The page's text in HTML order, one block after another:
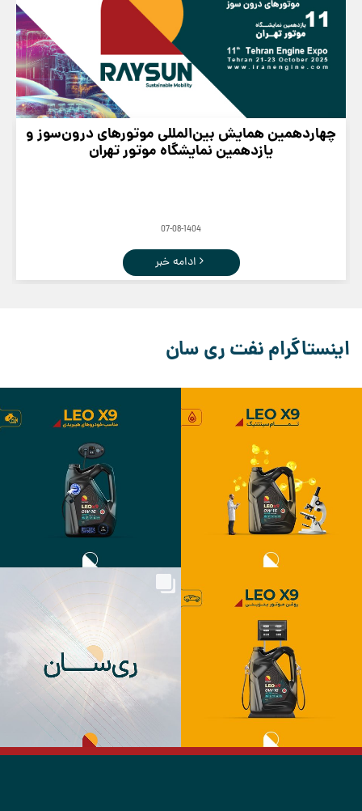
چهاردهمین همایش بین‌المللی موتورهای درون‌سوز و
یازدهمین نمایشگاه موتور تهران
07-08-1404
ادامه خبر
اینستاگرام نفت ری سان